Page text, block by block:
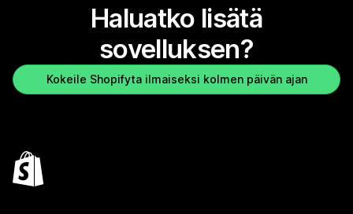
Haluatko lisätä
sovelluksen?
Kokeile Shopifyta ilmaiseksi kolmen päivän ajan